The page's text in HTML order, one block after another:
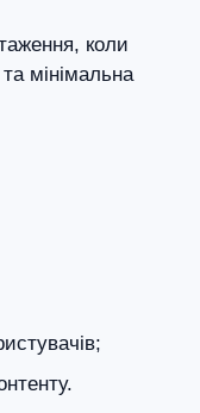
коли
мінімальна